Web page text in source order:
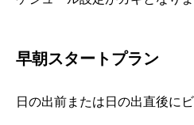
早朝スタートプラン
日の出前または日の出直後に